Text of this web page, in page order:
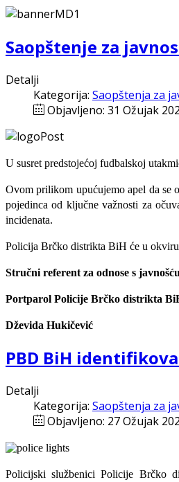
Saopštenje za
Detalji
Kategorija: Saopštenja za
Objavljeno: 31 Ožujak
U susret predstojećoj fudbalskoj
Ovom prilikom upućujemo apel da se
pojedinca od ključne važnosti za
incidenata.
Policija Brčko distrikta BiH će u okviru
Stručni referent za odnose s javnošću
Portparol Policije Brčko distrikta
Dževida Hukičević
PBD BiH
Detalji
Kategorija: Saopštenja za
Objavljeno: 27 Ožujak
Policijski službenici Policije Brčko